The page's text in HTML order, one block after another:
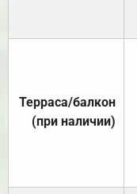
Терраса/балкон
(при наличии)